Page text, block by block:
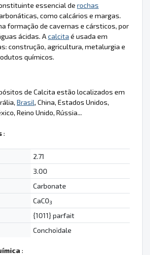
essencial de rochas
como calcários e margas.
formação de cavernas e cársticos, por
ácidas. Acalcita é usada em
construção, agricultura, metalurgia e
químicos.
de Calcita estão localizados em
Brasil, China, Estados Unidos,
Reino Unido, Rússia...
:
2.71
3.00
Carbonate
CaCO3
{1011} parfait
Conchoïdale
: